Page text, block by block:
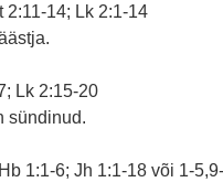
2:11-14; Lk 2:1-14
Lk 2:15-20
sündinud.
1:1-6; Jh 1:1-18 või 1-